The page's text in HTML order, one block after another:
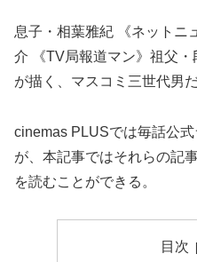
息子・相葉雅紀 《ネットニ
介 《TV局報道マン》祖父
が描く、マスコミ三世代男
cinemas PLUSでは毎話公
が、本記事ではそれらの記
を読むことができる。
目次